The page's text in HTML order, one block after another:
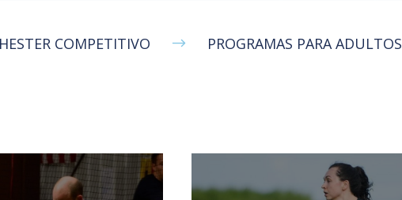
COMPETITIVO $ PROGRAMAS PARA ADULTOS